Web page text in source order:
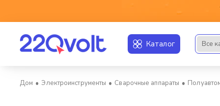
Каталог Все
Электроинструменты Сварочные аппараты